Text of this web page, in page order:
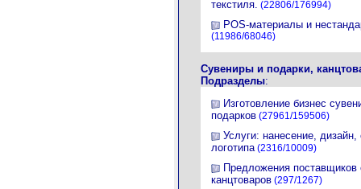
текстиля. (22806/176994)
POS-материалы и
(11986/68046)
Сувениры и подарки,
Подразделы:
Изготовление бизнес
подарков (27961/159506)
Услуги: нанесение, дизайн,
логотипа(2316/10009)
Предложения поставщиков
канцтоваров (297/1267)